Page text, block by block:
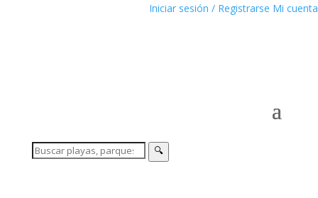
Iniciar sesión / Registrarse Mi cuenta
🔍